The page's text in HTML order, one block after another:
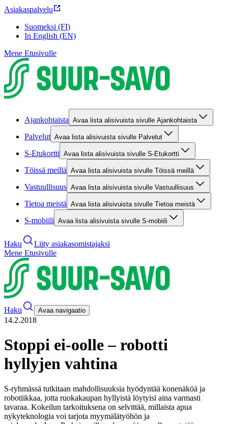
Asiakaspalvelu
Suomeksi (FI)
In English (EN)
Mene Etusivulle
Ajankohtaista Avaa lista alisivuista sivulle Ajankohtaista
Palvelut Avaa lista alisivuista sivulle Palvelut
S-Etukortti Avaa lista alisivuista sivulle S-Etukortti
Töissä meillä Avaa lista alisivuista sivulle Töissä meillä
Vastuullisuus Avaa lista alisivuista sivulle Vastuullisuus
Tietoa meistä Avaa lista alisivuista sivulle Tietoa meistä
S-mobiili Avaa lista alisivuista sivulle S-mobiili
Haku
Liity asiakasomistajaksi
Mene Etusivulle
Haku Avaa navigaatio
14.2.2018
Stoppi ei-oolle – robotti
hyllyjen vahtina
S-ryhmässä tutkitaan mahdollisuuksia hyödyntää konenäköä ja
robotiikkaa, jotta ruokakaupan hyllyistä löytyisi aina varmasti
tavaraa. Kokeilun tarkoituksena on selvittää, millaista apua
nykyteknologia voi tarjota myymälätyöhön ja